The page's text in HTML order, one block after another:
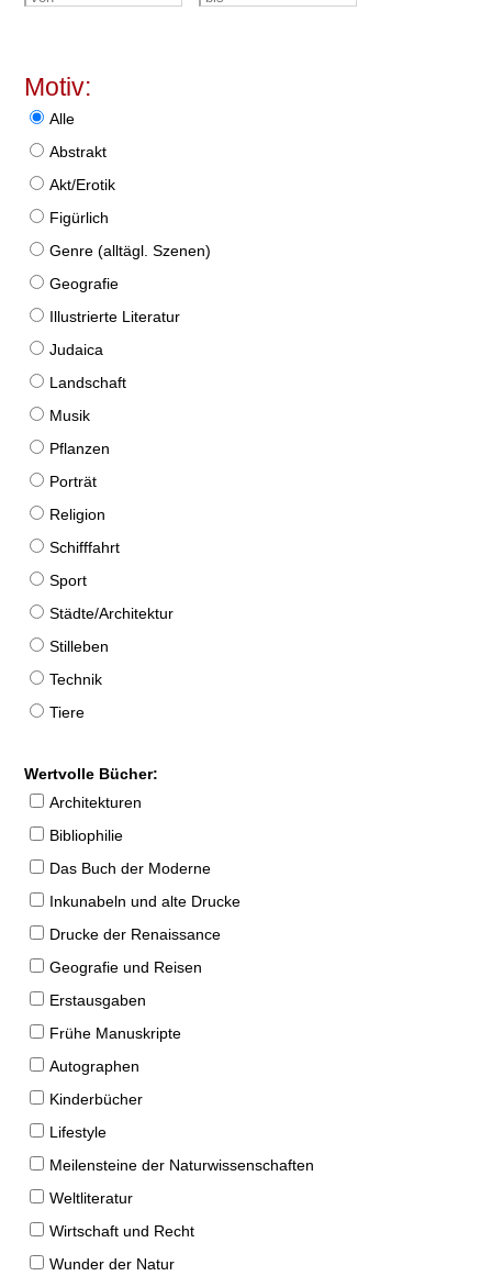
Motiv:
Alle
Abstrakt
Akt/Erotik
Figürlich
Genre (alltägl. Szenen)
Geografie
Illustrierte Literatur
Judaica
Landschaft
Musik
Pflanzen
Porträt
Religion
Schifffahrt
Sport
Städte/Architektur
Stilleben
Technik
Tiere
Wertvolle Bücher:
Architekturen
Bibliophilie
Das Buch der Moderne
Inkunabeln und alte Drucke
Drucke der Renaissance
Geografie und Reisen
Erstausgaben
Frühe Manuskripte
Autographen
Kinderbücher
Lifestyle
Meilensteine der Naturwissenschaften
Weltliteratur
Wirtschaft und Recht
Wunder der Natur